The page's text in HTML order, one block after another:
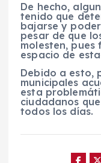
De hecho,
tenido que
bajarse y
pesar de que
molesten,
espacio de
Debido a esto,
municipales
esta
ciudadanos
todos los días.